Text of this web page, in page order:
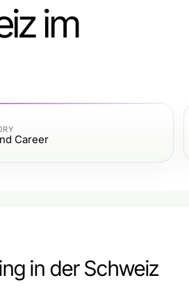
im
Career
in der Schweiz